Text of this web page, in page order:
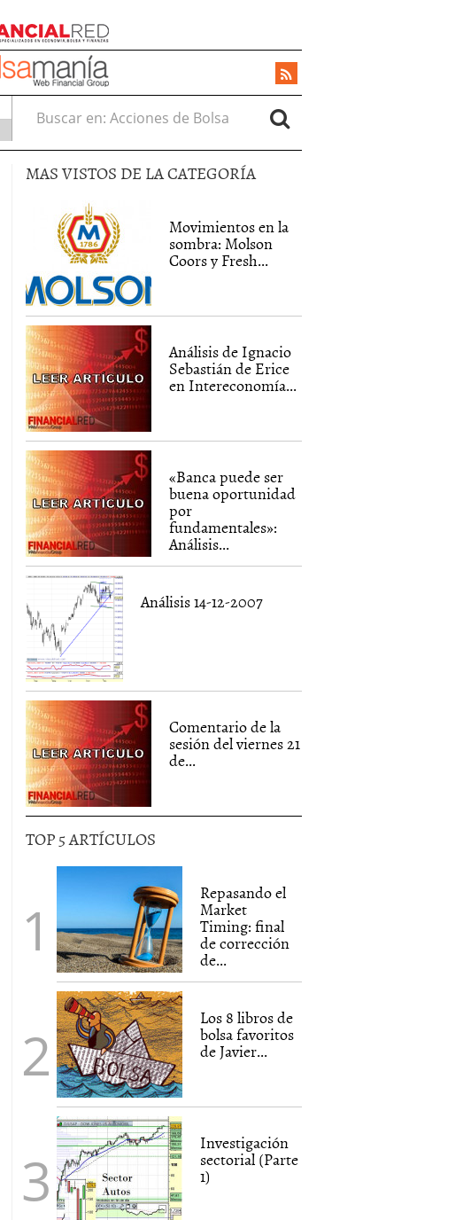
Buscar en:
MAS VISTOS DE LA CATEGORÍA
Movimientos en la
sombra: Molson
Coors y Fresh...
Análisis de Ignacio
Sebastián de Erice
en Intereconomía...
«Banca puede ser
buena oportunidad
por
fundamentales»:
Análisis...
Análisis 14-12-2007
Comentario de la
sesión del viernes 21
de...
TOP 5 ARTÍCULOS
Repasando el
Market
Timing: final
de corrección
de...
Los 8 libros de
bolsa favoritos
de Javier...
Investigación
sectorial (Parte
1)